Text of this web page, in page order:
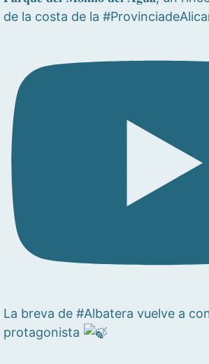
de la costa de la
La breva de #Albatera vuelve a
protagonista